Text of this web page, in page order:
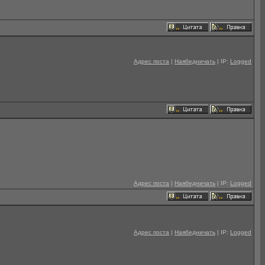
Адрес поста | Наябедничать | IP: Logged
Адрес поста | Наябедничать | IP: Logged
Адрес поста | Наябедничать | IP: Logged